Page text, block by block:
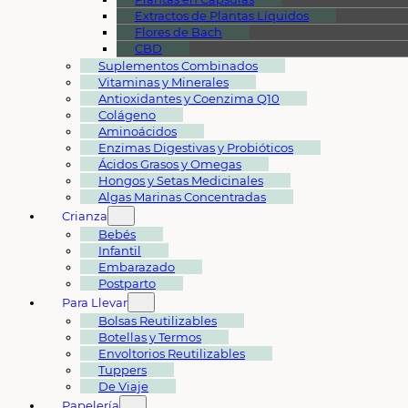
Extractos de Plantas Líquidos
Flores de Bach
CBD
Suplementos Combinados
Vitaminas y Minerales
Antioxidantes y Coenzima Q10
Colágeno
Aminoácidos
Enzimas Digestivas y Probióticos
Ácidos Grasos y Omegas
Hongos y Setas Medicinales
Algas Marinas Concentradas
Crianza
Bebés
Infantil
Embarazado
Postparto
Para Llevar
Bolsas Reutilizables
Botellas y Termos
Envoltorios Reutilizables
Tuppers
De Viaje
Papelería